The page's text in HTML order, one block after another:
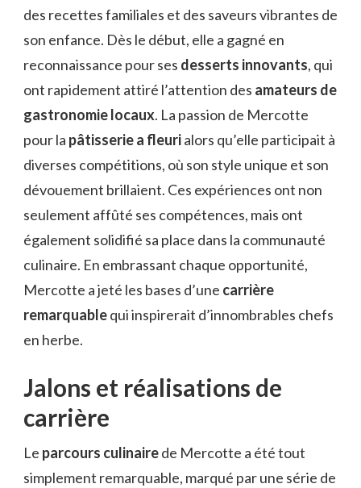
des recettes familiales et des saveurs vibrantes de
son enfance. Dès le début, elle a gagné en
reconnaissance pour ses desserts innovants, qui
ont rapidement attiré l’attention des amateurs de
gastronomie locaux. La passion de Mercotte
pour la pâtisserie a fleurialors qu’elle participait à
diverses compétitions, où son style unique et son
dévouement brillaient. Ces expériences ont non
seulement affûté ses compétences, mais ont
également solidifié sa place dans la communauté
culinaire. En embrassant chaque opportunité,
Mercotte a jeté les bases d’une carrière
remarquablequi inspirerait d’innombrables chefs
en herbe.
Jalons et réalisations de
carrière
Le parcours culinairede Mercotte a été tout
simplement remarquable, marqué par une série de